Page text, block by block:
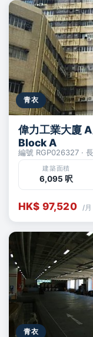
青衣
偉力工業大廈
Block A
編號 RGP026327 ·
建築面積
6,095 呎
HK$ 97,520 /月
青衣